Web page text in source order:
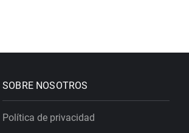
SOBRE NOSOTROS
Política de privacidad